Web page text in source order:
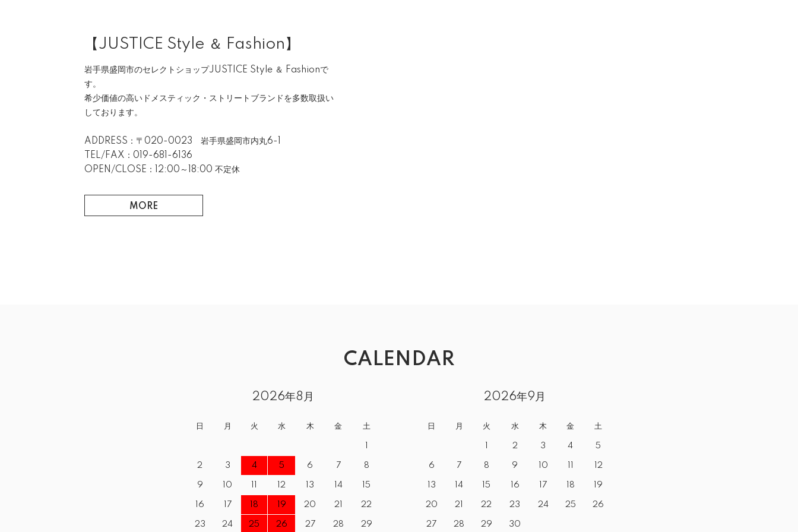
【JUSTICE Style ＆ Fashion】
岩手県盛岡市のセレクトショップJUSTICE Style ＆ Fashionで
す。
希少価値の高いドメスティック・ストリートブランドを多数取扱い
しております。
ADDRESS：〒020-0023 岩手県盛岡市内丸6-1
TEL/FAX：019-681-6136
OPEN/CLOSE：12:00～18:00 不定休
MORE
CALENDAR
2026年8月
日 月 火 水 木 金 土
2 3 4 5 6 7 8
9 10 12 13 14 15
16 17 18 19 20 21 22
23 24 25 26 27 28 29
2026年9月
日 月 火 水 木 金 土
2 3 4 5
6 7 8 9 10 12
13 14 15 16 17 18 19
20 21 22 23 24 25 26
27 28 29 30